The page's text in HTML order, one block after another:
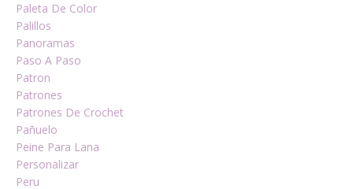
Paleta De Color
Palillos
Panoramas
Paso A Paso
Patron
Patrones
Patrones De Crochet
Pañuelo
Peine Para Lana
Personalizar
Peru